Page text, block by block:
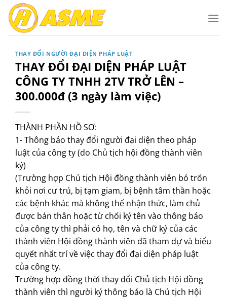
qua
THAY ĐỔI NGƯỜI ĐẠI DIỆN PHÁP LUẬT
THAY ĐỔI ĐẠI DIỆN PHÁP LUẬT
CÔNG TY TNHH 2TV TRỞ LÊN –
300.000đ (3 ngày làm việc)
THÀNH PHẦN HỒ SƠ:
1- Thông báo thay đổi người đại diện theo pháp
luật của công ty (do Chủ tịch hội đồng thành viên
ký)
(Trường hợp Chủ tịch Hội đồng thành viên bỏ trốn
khỏi nơi cư trú, bị tạm giam, bị bệnh tâm thần hoặc
các bệnh khác mà không thể nhận thức, làm chủ
được bản thân hoặc từ chối ký tên vào thông báo
của công ty thì phải có họ, tên và chữ ký của các
thành viên Hội đồng thành viên đã tham dự và biểu
quyết nhất trí về việc thay đổi đại diện pháp luật
của công ty.
Trường hợp đồng thời thay đổi Chủ tịch Hội đồng
thành viên thì người ký thông báo là Chủ tịch Hội